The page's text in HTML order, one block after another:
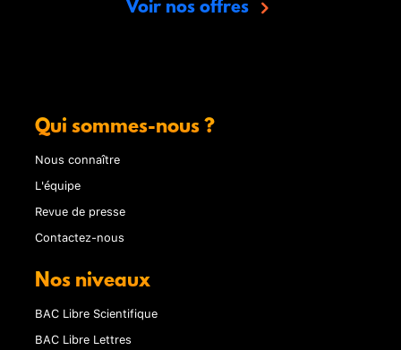
Voir nos offres
Qui sommes-nous ?
Nous connaître
L'équipe
Revue de presse
Contactez-nous
Nos niveaux
BAC Libre Scientifique
BAC Libre Lettres